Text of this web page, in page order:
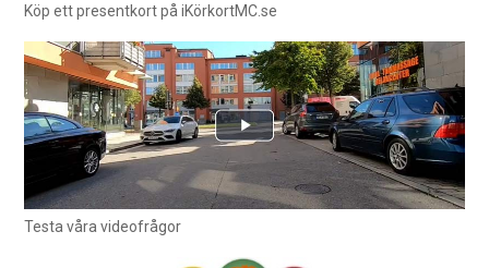
Köp ett presentkort på iKörkortMC.se
Testa våra videofrågor